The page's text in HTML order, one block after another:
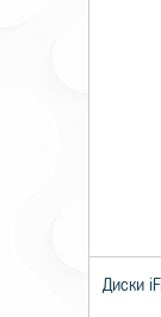
Диски